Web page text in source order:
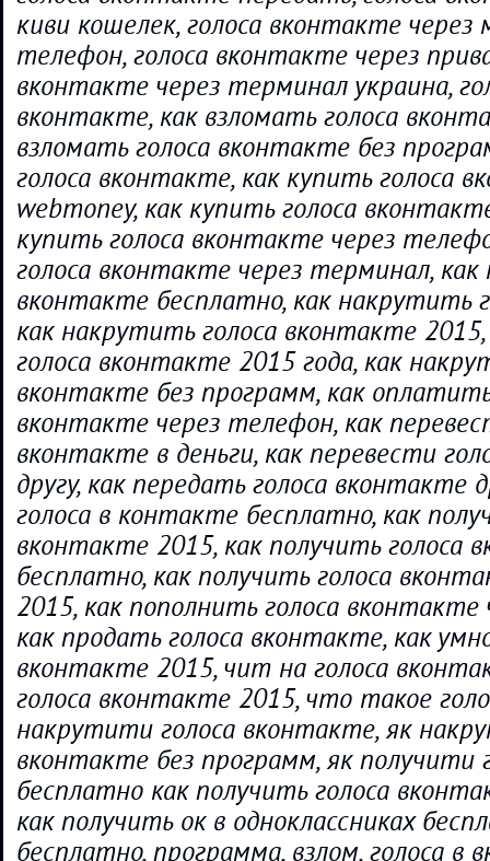
киви кошелек, голоса вконтакте через
телефон, голоса вконтакте через
вконтакте через терминал украина,
вконтакте, как взломать голоса
взломать голоса вконтакте без
голоса вконтакте, как купить голоса
webmoney, как купить голоса
купить голоса вконтакте через
голоса вконтакте через терминал, как
вконтакте бесплатно, как накрутить
как накрутить голоса вконтакте
голоса вконтакте 2015 года, как
вконтакте без программ, как
вконтакте через телефон, как
вконтакте в деньги, как перевести
другу, как передать голоса вконтакте
голоса в контакте бесплатно, как
вконтакте 2015, как получить голоса
бесплатно, как получить голоса
2015, как пополнить голоса
как продать голоса вконтакте, как
вконтакте 2015, чит на голоса
голоса вконтакте 2015, что такое
накрутити голоса вконтакте, як
вконтакте без программ, як получити
бесплатно как получить голоса
как получить ок в одноклассниках
бесплатно, программа, взлом, голоса в